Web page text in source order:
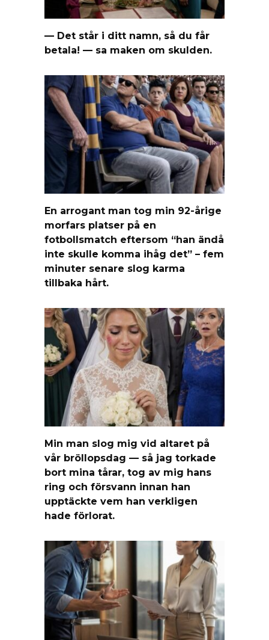
— Det står i ditt namn, så du får
betala! — sa maken om skulden.
En arrogant man tog min 92-årige
morfars platser på en
fotbollsmatch eftersom “han ändå
inte skulle komma ihåg det” – fem
minuter senare slog karma
tillbaka hårt.
Min man slog mig vid altaret på
vår bröllopsdag — så jag torkade
bort mina tårar, tog av mig hans
ring och försvann innan han
upptäckte vem han verkligen
hade förlorat.